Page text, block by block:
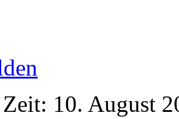
10. August